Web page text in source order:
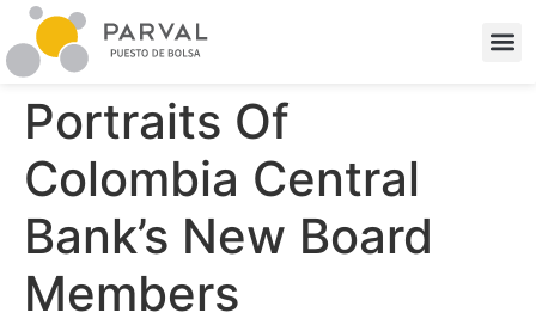
Portraits Of
Colombia Central
Bank’s New Board
Members